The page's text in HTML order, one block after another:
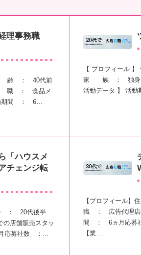
理事務職
齢 ： 40代前
職 ： 食品メ
動期間 ： 6…
【 プロフィー
家 族 ： 独身
活動データ 】 活
「ハウスメ
チェンジ転
： 20代後半
舗販売スタッ
応募社数 ：…
【プロフィール
職 ： 広告代理店
間 ： 6ヵ月応募
【業…